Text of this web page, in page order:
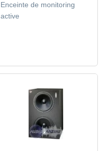
Enceinte de monitoring
active